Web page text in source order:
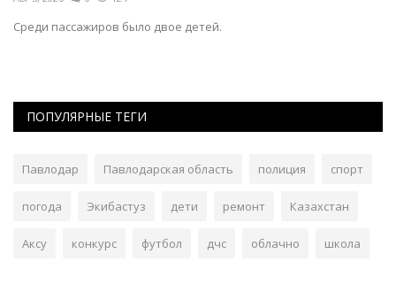
Среди пассажиров было двое детей.
ПОПУЛЯРНЫЕ ТЕГИ
Павлодар Павлодарская область полиция спорт
погода Экибастуз дети ремонт Казахстан
Аксу конкурс футбол дчс облачно школа